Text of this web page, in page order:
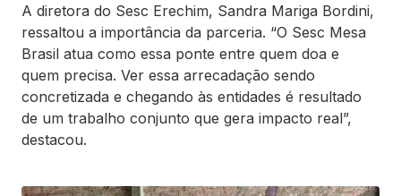
A diretora do Sesc Erechim, Sandra Mariga Bordini,
ressaltou a importância da parceria. “O Sesc Mesa
Brasil atua como essa ponte entre quem doa e
quem precisa. Ver essa arrecadação sendo
concretizada e chegando às entidades é resultado
de um trabalho conjunto que gera impacto real”,
destacou.